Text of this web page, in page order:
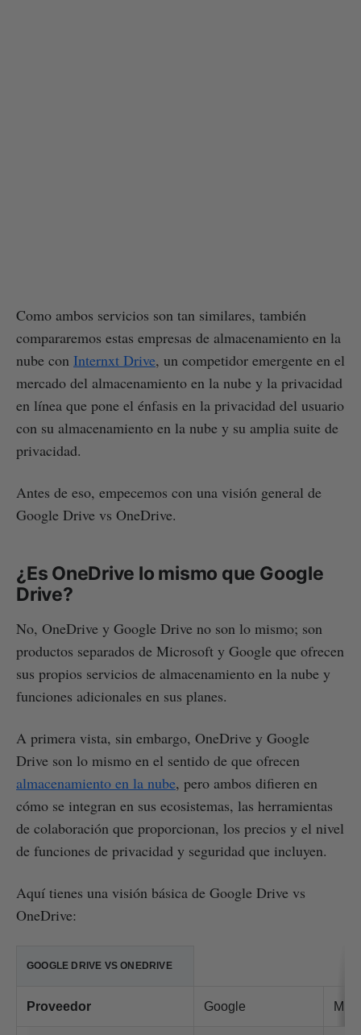
Como ambos servicios son tan similares, también
compararemos estas empresas de almacenamiento en la
nube con Internxt Drive, un competidor emergente en el
mercado del almacenamiento en la nube y la privacidad
en línea que pone el énfasis en la privacidad del usuario
con su almacenamiento en la nube y su amplia suite de
privacidad.
Antes de eso, empecemos con una visión general de
Google Drive vs OneDrive.
¿Es OneDrive lo mismo que Google
Drive?
No, OneDrive y Google Drive no son lo mismo; son
productos separados de Microsoft y Google que ofrecen
sus propios servicios de almacenamiento en la nube y
funciones adicionales en sus planes.
A primera vista, sin embargo, OneDrive y Google
Drive son lo mismo en el sentido de que ofrecen
almacenamiento en la nube, pero ambos difieren en
cómo se integran en sus ecosistemas, las herramientas
de colaboración que proporcionan, los precios y el nivel
de funciones de privacidad y seguridad que incluyen.
Aquí tienes una visión básica de Google Drive vs
OneDrive:
GOOGLE DRIVE VS ONEDRIVE
Proveedor Google